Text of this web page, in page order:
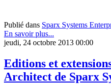
Publié dans Sparx Systems
En savoir plus...
jeudi, 24 octobre 2013 00:00
Editions et
Architect de Sparx